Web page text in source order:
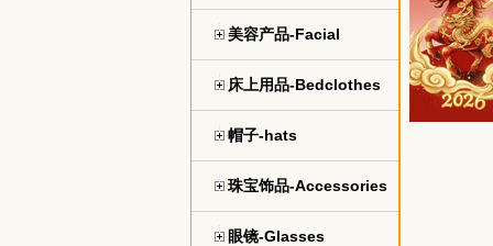
美容产品-Facial
床上用品-Bedclothes
帽子-hats
珠宝饰品-Accessories
眼镜-Glasses